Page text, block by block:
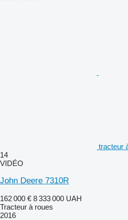
tracteur
14
VIDÉO
John Deere 7310R
162 000 € 8 333 000 UAH
Tracteur à roues
2016